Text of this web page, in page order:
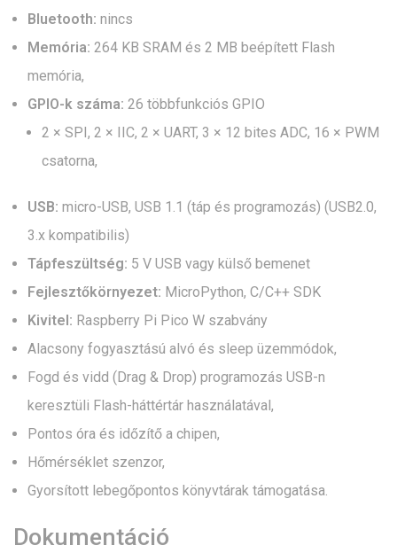
Bluetooth: nincs
Memória: 264 KB SRAM és 2 MB beépített Flash
memória,
GPIO-k száma: 26 többfunkciós GPIO
2 × SPI, 2 × IIC, 2 × UART, 3 × 12 bites ADC, 16 × PWM
csatorna,
USB: micro-USB, USB 1.1 (táp és programozás) (USB2.0,
3.x kompatibilis)
Tápfeszültség: 5 V USB vagy külső bemenet
Fejlesztőkörnyezet: MicroPython, C/C++ SDK
Kivitel: Raspberry Pi Pico W szabvány
Alacsony fogyasztású alvó és sleep üzemmódok,
Fogd és vidd (Drag & Drop) programozás USB-n
keresztüli Flash-háttértár használatával,
Pontos óra és időzítő a chipen,
Hőmérséklet szenzor,
Gyorsított lebegőpontos könyvtárak támogatása.
Dokumentáció